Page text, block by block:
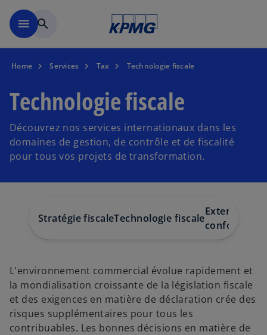
menu search
Home Services Tax Technologie fiscale
Technologie fiscale
Découvrez nos services internationaux dans les
domaines de gestion, de contrôle et de fiscalité
pour tous vos projets de transformation.
Stratégie fiscaleTechnologie fiscale
conformité
L'environnement commercial évolue rapidement et
la mondialisation croissante de la législation fiscale
et des exigences en matière de déclaration crée des
risques supplémentaires pour tous les
contribuables. Les bonnes décisions en matière de